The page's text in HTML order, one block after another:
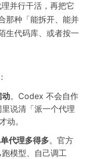
并行干活，再把它
那种「能拆开、能并
代码库、或者按一
动。Codex 不会自作
说清「派一个代理
动。
代理多得多。官方
模型、自己调工